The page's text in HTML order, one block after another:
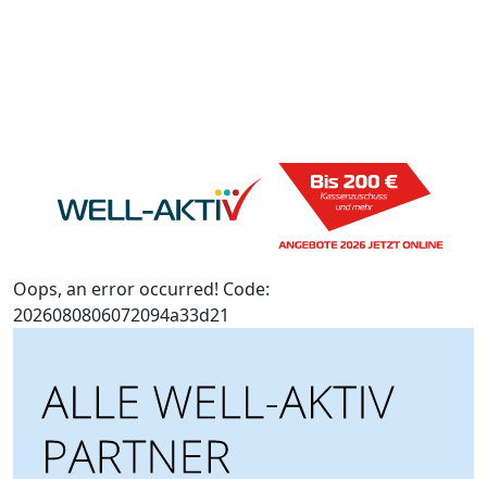
Oops, an error occurred! Code:
2026080806072094a33d21